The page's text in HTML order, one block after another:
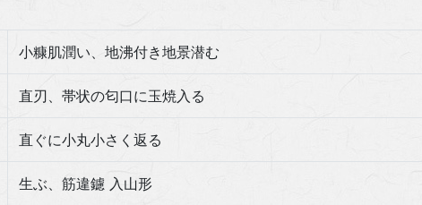
小糠肌潤い、地沸付き地景潜む
直刃、帯状の匂口に玉焼入る
直ぐに小丸小さく返る
生ぶ、筋違鑢 入山形